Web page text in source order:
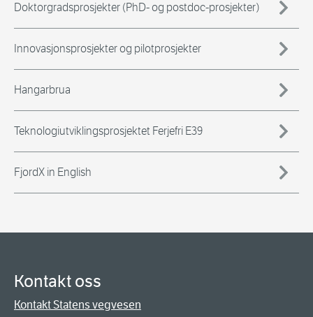
Doktorgradsprosjekter (PhD- og postdoc-prosjekter)
Innovasjonsprosjekter og pilotprosjekter
Hangarbrua
Teknologiutviklingsprosjektet Ferjefri E39
FjordX in English
Kontakt oss
Kontakt Statens vegvesen